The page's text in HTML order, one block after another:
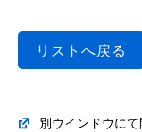
リストへ戻る
別ウインドウに